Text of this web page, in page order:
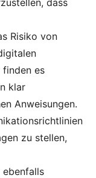
dass
Risiko von
es
klar
Anweisungen.
zu stellen,
ebenfalls